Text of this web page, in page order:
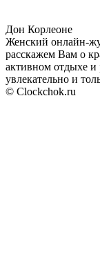
Дон Корлеоне
Женский онлайн-
расскажем Вам о
активном отдыхе и
увлекательно и
© Clockchok.ru